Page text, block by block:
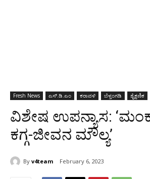
Fresh News ಎಸ್‌.ಡಿ.ಎಂ ಕರಾವಳಿ ಬೆಳ್ತಂಗಡಿ ಶೈಕ್ಷಣಿಕ
ವಿಶೇಷ ಉಪನ್ಯಾಸ:
ಕಗ್ಗ-ಜೀವನ ಮೌಲ್ಯ’
By v4team February 6, 2023